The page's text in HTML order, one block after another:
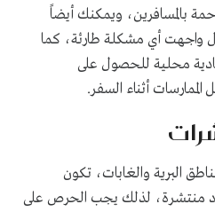
بالمسافرين، ويمكنك أيضاً
واجهت أي مشكلة طارئة، كما
محلية للحصول على
أثناء السفر.
البرية والغابات، تكون
منتشرة، لذلك يجب الحرص على